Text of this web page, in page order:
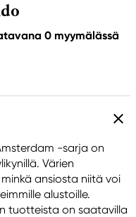
0 myymälässä
-sarja on
Värien
ansiosta niitä voi
alustoille.
tuotteista on saatavilla